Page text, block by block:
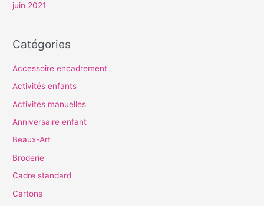
juin 2021
Catégories
Accessoire encadrement
Activités enfants
Activités manuelles
Anniversaire enfant
Beaux-Art
Broderie
Cadre standard
Cartons